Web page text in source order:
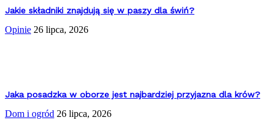
Jakie składniki znajdują się w paszy dla świń?
Opinie 26 lipca, 2026
Jaka posadzka w oborze jest najbardziej przyjazna dla krów?
Dom i ogród 26 lipca, 2026